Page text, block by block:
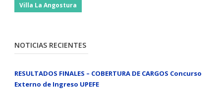
Villa La Angostura
NOTICIAS RECIENTES
RESULTADOS FINALES – COBERTURA DE CARGOS Concurso
Externo de Ingreso UPEFE